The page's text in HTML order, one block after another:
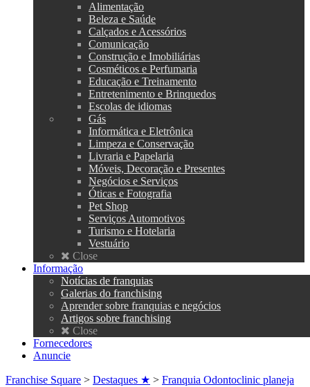
Alimentação
Beleza e Saúde
Calçados e Acessórios
Comunicação
Construção e Imobiliárias
Cosméticos e Perfumaria
Educação e Treinamento
Entretenimento e Brinquedos
Escolas de idiomas
Gás
Informática e Eletrônica
Limpeza e Conservação
Livraria e Papelaria
Móveis, Decoração e Presentes
Negócios e Serviços
Óticas e Fotografia
Pet Shop
Serviços Automotivos
Turismo e Hotelaria
Vestuário
Close
Informação
Notícias de franquias
Galerias do franchising
Aprender sobre franquias e negócios
Artigos sobre franchising
Close
Fornecedores
Anuncie
Franchise Square > Destaques ★ > Franquia Odontoclinic planeja